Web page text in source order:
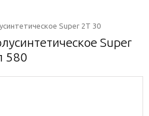
Super 2T 30
Super
580